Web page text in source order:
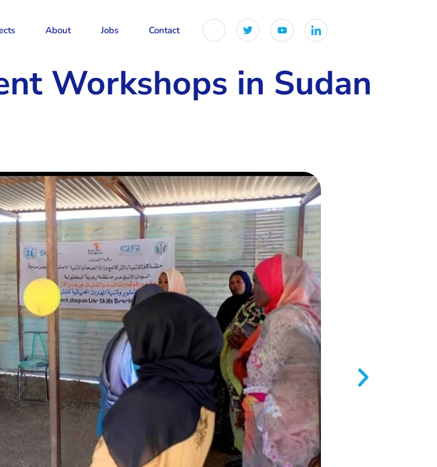
About Jobs Contact
Workshops in Sudan